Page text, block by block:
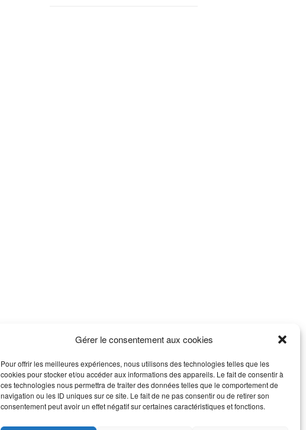
Gérer le consentement aux cookies
Pour offrir les meilleures expériences, nous utilisons des technologies telles que les
cookies pour stocker et/ou accéder aux informations des appareils. Le fait de consentir à
ces technologies nous permettra de traiter des données telles que le comportement de
navigation ou les ID uniques sur ce site. Le fait de ne pas consentir ou de retirer son
consentement peut avoir un effet négatif sur certaines caractéristiques et fonctions.